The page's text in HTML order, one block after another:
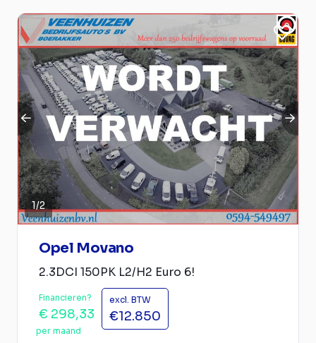
1/2
Opel Movano
2.3DCI 150PK L2/H2 Euro 6!
Financieren?
€ 298,33
per maand
excl. BTW
€12.850